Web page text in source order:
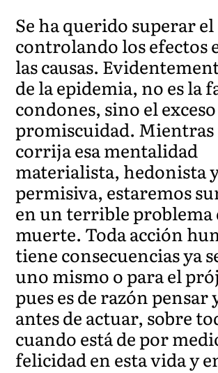
Se ha querido superar
controlando los efectos
las causas.
de la epidemia, no es la
condones, sino el
promiscuidad. Mientras
corrija esa mentalidad
materialista, hedonista
permisiva, estaremos
en un terrible problema
muerte. Toda acción
tiene consecuencias ya
uno mismo o para el
pues es de razón pensar
antes de actuar, sobre
cuando está de por
felicidad en esta vida y